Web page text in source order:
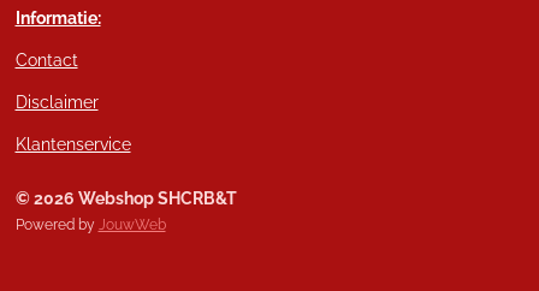
Informatie:
Contact
Disclaimer
Klantenservice
© 2026 Webshop SHCRB&T
Powered by JouwWeb